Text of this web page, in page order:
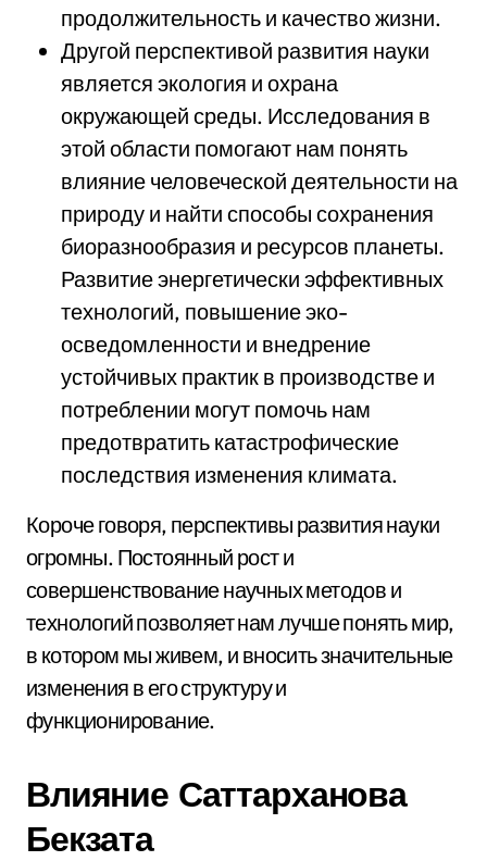
продолжительность и качество жизни.
Другой перспективой развития науки
является экология и охрана
окружающей среды. Исследования в
этой области помогают нам понять
влияние человеческой деятельности на
природу и найти способы сохранения
биоразнообразия и ресурсов планеты.
Развитие энергетически эффективных
технологий, повышение эко-
осведомленности и внедрение
устойчивых практик в производстве и
потреблении могут помочь нам
предотвратить катастрофические
последствия изменения климата.
Короче говоря, перспективы развития науки
огромны. Постоянный рост и
совершенствование научных методов и
технологий позволяет нам лучше понять мир,
в котором мы живем, и вносить значительные
изменения в его структуру и
функционирование.
Влияние Саттарханова
Бекзата